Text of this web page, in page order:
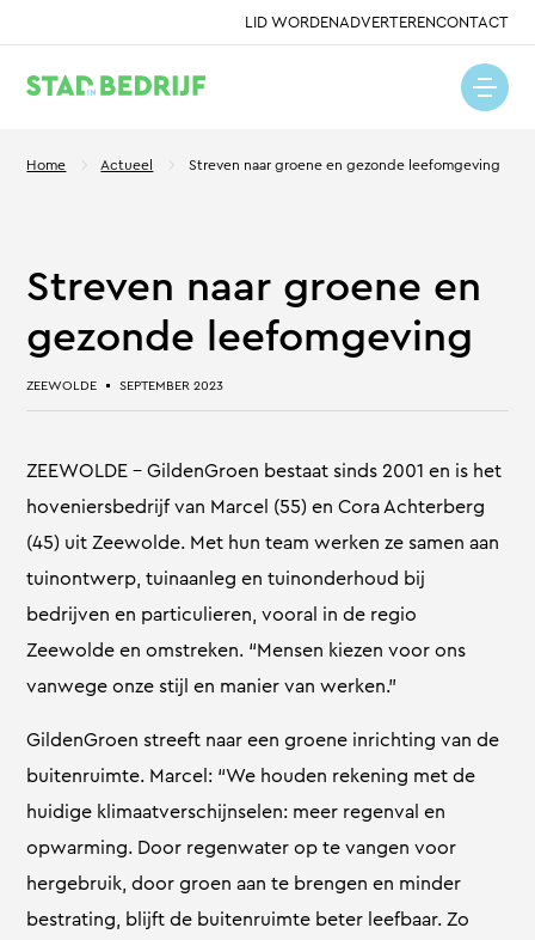
LID WORDENADVERTERENCONTACT
Home Actueel Streven naar groene en gezonde leefomgeving
Streven naar groene en
gezonde leefomgeving
ZEEWOLDE SEPTEMBER 2023
ZEEWOLDE – GildenGroen bestaat sinds 2001 en is het
hoveniersbedrijf van Marcel (55) en Cora Achterberg
(45) uit Zeewolde. Met hun team werken ze samen aan
tuinontwerp, tuinaanleg en tuinonderhoud bij
bedrijven en particulieren, vooral in de regio
Zeewolde en omstreken. “Mensen kiezen voor ons
vanwege onze stijl en manier van werken.”
GildenGroen streeft naar een groene inrichting van de
buitenruimte. Marcel: “We houden rekening met de
huidige klimaatverschijnselen: meer regenval en
opwarming. Door regenwater op te vangen voor
hergebruik, door groen aan te brengen en minder
bestrating, blijft de buitenruimte beter leefbaar. Zo